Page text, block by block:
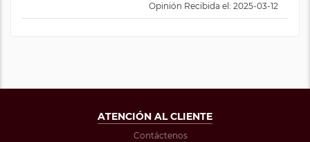
Opinión Recibida el: 2025-03-12
ATENCIÓN AL CLIENTE
Contáctenos